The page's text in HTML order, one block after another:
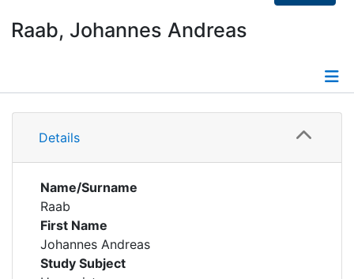
Raab, Johannes Andreas
Details
Details
Name/Surname
Raab
First Name
Johannes Andreas
Study Subject